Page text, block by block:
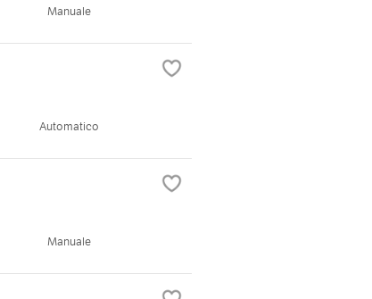
Manuale
Automatico
Manuale